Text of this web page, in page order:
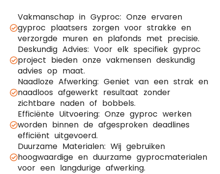
Vakmanschap in Gyproc: Onze ervaren
gyproc plaatsers zorgen voor strakke en
verzorgde muren en plafonds met precisie.
Deskundig Advies: Voor elk specifiek gyproc
project bieden onze vakmensen deskundig
advies op maat.
Naadloze Afwerking: Geniet van een strak en
naadloos afgewerkt resultaat zonder
zichtbare naden of bobbels.
Efficiënte Uitvoering: Onze gyproc werken
worden binnen de afgesproken deadlines
efficiënt uitgevoerd.
Duurzame Materialen: Wij gebruiken
hoogwaardige en duurzame gyprocmaterialen
voor een langdurige afwerking.